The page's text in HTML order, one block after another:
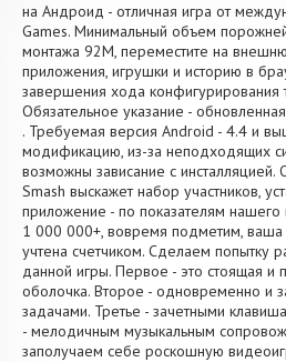
на Андроид - отличная игра от
Games. Минимальный объем
монтажа 92M, переместите на
приложения, игрушки и историю в
завершения хода
Обязательное указание -
. Требуемая версия Android - 4.4 и
модификацию, из-за неподходящих
возможны зависание с инсталляцией.
Smash выскажет набор участников,
приложение - по показателям нашего
1 000 000+, вовремя подметим, ваша
учтена счетчиком. Сделаем попытку
данной игры. Первое - это стоящая и
оболочка. Второе - одновременно и
задачами. Третье - зачетными
- мелодичным музыкальным
заполучаем себе роскошную